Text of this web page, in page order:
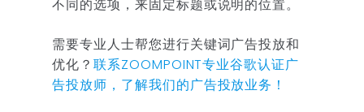
不同的选项，来固定标题或说明的位置。
需要专业人士帮您进行关键词广告投放和
优化？ 联系ZOOMPOINT专业谷歌认证广
告投放师，了解我们的广告投放业务！